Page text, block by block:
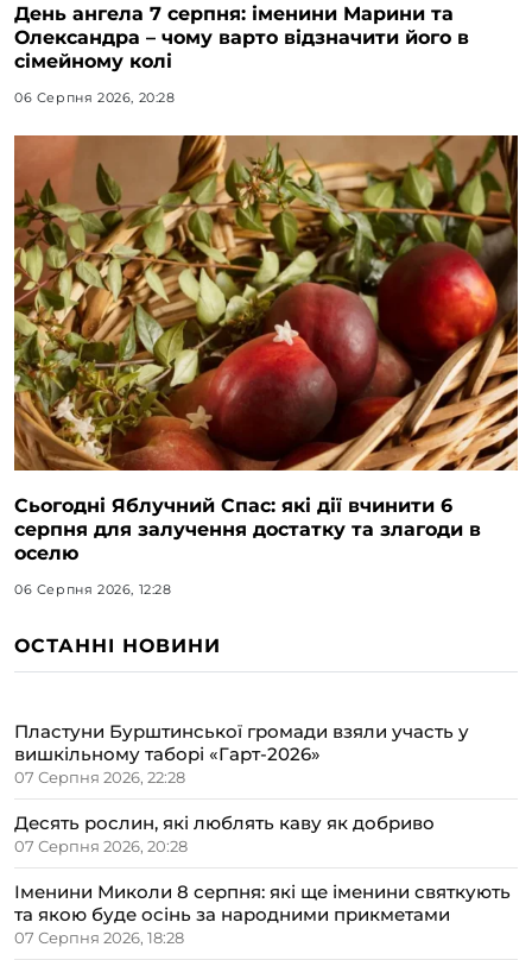
День ангела 7 серпня: іменини Марини та
Олександра – чому варто відзначити його в
сімейному колі
06 Серпня 2026, 20:28
Сьогодні Яблучний Спас: які дії вчинити 6
серпня для залучення достатку та злагоди в
оселю
06 Серпня 2026, 12:28
ОСТАННІ НОВИНИ
Пластуни Бурштинської громади взяли участь у
вишкільному таборі «Гарт-2026»
07 Серпня 2026, 22:28
Десять рослин, які люблять каву як добриво
07 Серпня 2026, 20:28
Іменини Миколи 8 серпня: які ще іменини святкують
та якою буде осінь за народними прикметами
07 Серпня 2026, 18:28